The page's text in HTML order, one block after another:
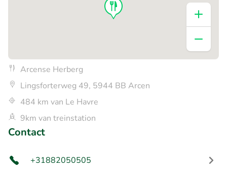
Arcense Herberg
Lingsforterweg 49, 5944 BB Arcen
484 km van Le Havre
9km van treinstation
Contact
+31882050505